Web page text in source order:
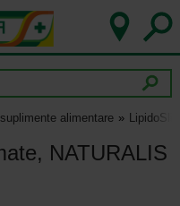
alimentare
NATURALIS